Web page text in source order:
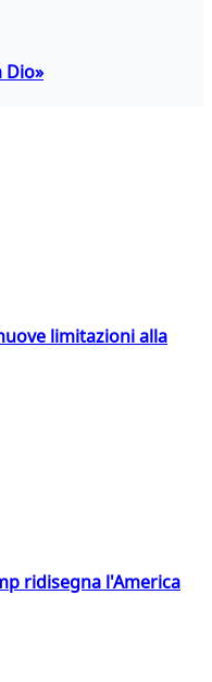
Dio»
limitazioni alla
ridisegna l'America